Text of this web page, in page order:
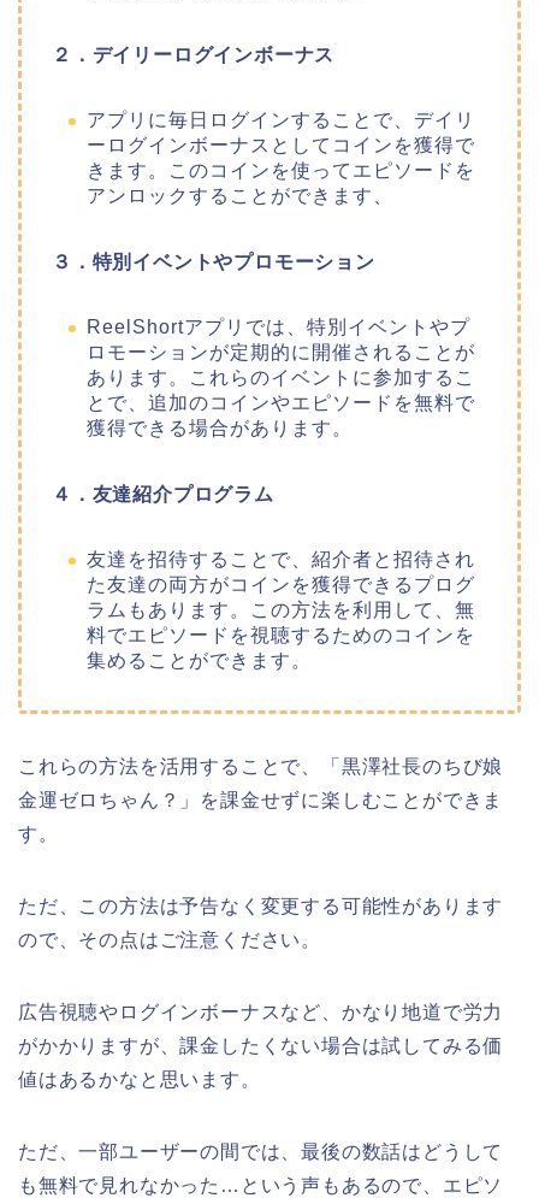
２．デイリーログインボーナス
アプリに毎日ログインすることで、デイリ
ーログインボーナスとしてコインを獲得で
きます。このコインを使ってエピソードを
アンロックすることができます、
３．特別イベントやプロモーション
ReelShortアプリでは、特別イベントやプ
ロモーションが定期的に開催されることが
あります。これらのイベントに参加するこ
とで、追加のコインやエピソードを無料で
獲得できる場合があります。
４．友達紹介プログラム
友達を招待することで、紹介者と招待され
た友達の両方がコインを獲得できるプログ
ラムもあります。この方法を利用して、無
料でエピソードを視聴するためのコインを
集めることができます。
これらの方法を活用することで、
「黒澤社長のちび娘
金運ゼロちゃん？ 」
を課金せずに楽しむことができま
す。
ただ、この方法は予告なく変更する可能性があります
ので、その点はご注意ください。
広告視聴やログインボーナスなど、かなり地道で労力
がかかりますが、課金したくない場合は試してみる価
値はあるかなと思います。
ただ、一部ユーザーの間では、最後の数話はどうして
も無料で見れなかった…という声もあるので、エピソ